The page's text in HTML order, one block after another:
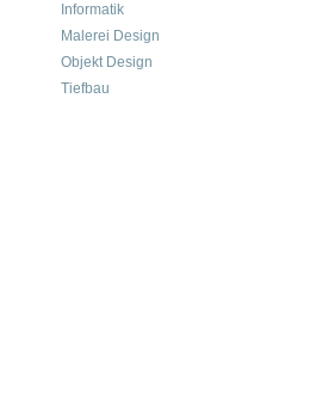
Informatik
Malerei Design
Objekt Design
Tiefbau